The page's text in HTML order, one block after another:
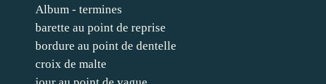
Album - termines
barette au point de reprise
bordure au point de dentelle
croix de malte